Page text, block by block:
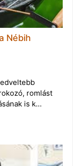
Nébih
romlást
is k…